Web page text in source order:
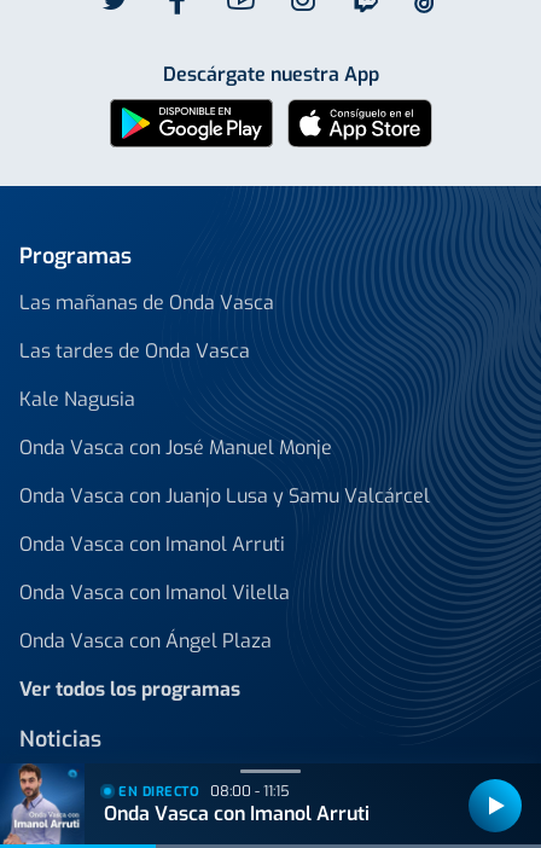
Descárgate nuestra App
Programas
Las mañanas de Onda Vasca
Las tardes de Onda Vasca
Kale Nagusia
Onda Vasca con José Manuel Monje
Onda Vasca con Juanjo Lusa y Samu Valcárcel
Onda Vasca con Imanol Arruti
Onda Vasca con Imanol Vilella
Onda Vasca con Ángel Plaza
Ver todos los programas
Noticias
ReportajesEN DIRECTO 08:00 - 11:15
Onda Vasca con Imanol Arruti